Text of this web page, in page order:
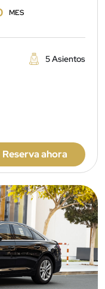
MES
5 Asientos
Reserva ahora